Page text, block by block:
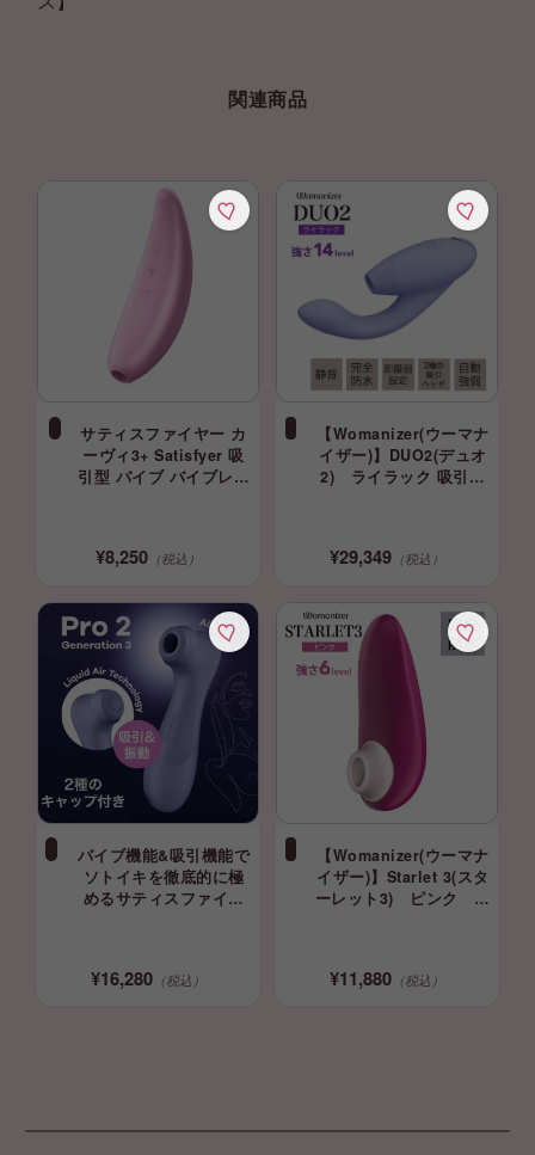
関連商品
サティスファイヤー カ
ーヴィ3+ Satisfyer 吸
引型 バイブ バイブレー
¥8,250（税込）
【Womanizer(ウーマナ
イザー)】DUO2(デュオ
2) ライラック 吸引＆
¥29,349 （税込）
バイブ機能&吸引機能で
ソトイキを徹底的に極
めるサティスファイヤ
¥16,280（税込）
【Womanizer(ウーマナ
イザー)】Starlet 3(スタ
ーレット3) ピンク 吸
¥11,880 （税込）